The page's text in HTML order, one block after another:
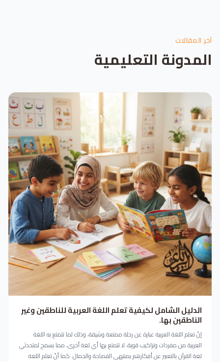
آخر المقالات
المدونة التعليمية
الدليل الشامل لكيفية تعلم اللغة العربية للناطقين وغير
الناطقين بها.
إنّ تعلم اللغة العربية عبارة عن رحلة ممتعة وشيقة، وذلك لما تتمتع به اللغة
العربية من مفردات وتراكيب قوية، لا تتمتع بها أي لغة أخرى، مما يسمح لمتحدثي
لغة القرآن بالتعبير عن أفكارهم بمنتهى الفصاحة والجمال. كما أنّ تعلم اللغة